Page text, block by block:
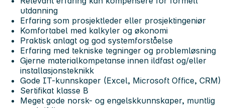
utdanning
Erfaring som prosjektleder eller prosjektingeniør
Komfortabel med kalkyler og økonomi
Praktisk anlagt og god systemforståelse
Erfaring med tekniske tegninger og problemløsning
Gjerne materialkompetanse innen ildfast og/eller
installasjonsteknikk
Gode IT-kunnskaper (Excel, Microsoft Office, CRM)
Sertifikat klasse B
Meget gode norsk- og engelskkunnskaper, muntlig